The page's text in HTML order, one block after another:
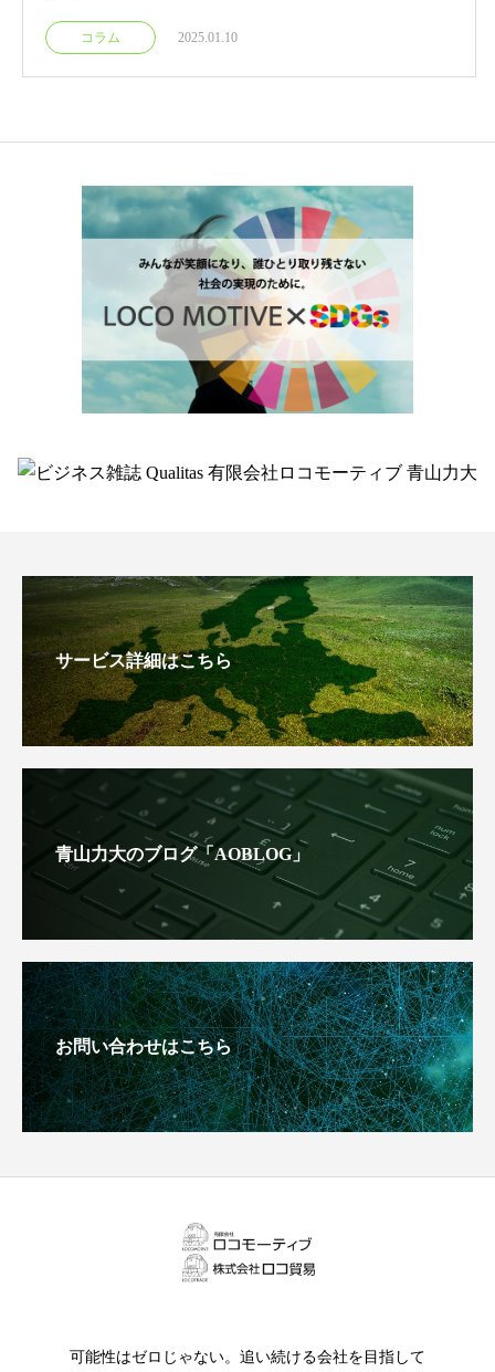
コラム 2025.01.10
サービス詳細はこちら
青山力大のブログ「AOBLOG」
お問い合わせはこちら
可能性はゼロじゃない。追い続ける会社を目指して